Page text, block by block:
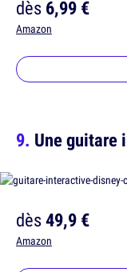
dès6,99 €
Amazon
Une guitare
dès49,9 €
Amazon